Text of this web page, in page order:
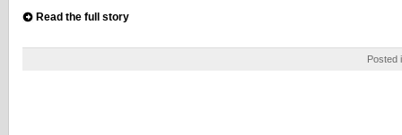
Read the full story
Posted